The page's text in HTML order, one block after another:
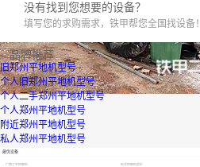
没有找到您想要的设备？
填写您的求购需求，铁甲帮您全国找设备！
品牌推荐
旧郑州平地机型号
个人旧郑州平地机型号
个人二手郑州平地机型号
个人郑州平地机型号
附近郑州平地机型号
私人郑州平地机型号
最优设备
广西二手挖掘机 轮式挖掘机报价